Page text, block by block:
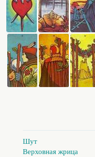
Шут
Верховная жрица